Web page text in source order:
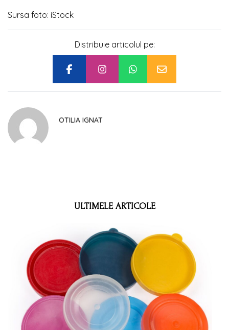
Sursa foto: iStock
Distribuie articolul pe:
OTILIA IGNAT
ULTIMELE ARTICOLE